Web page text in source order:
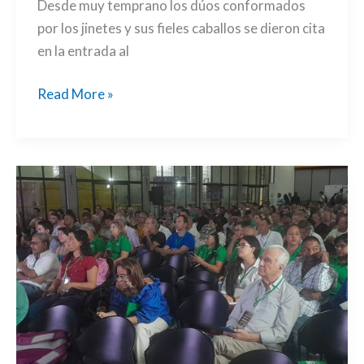
Desde muy temprano los dúos conformados
por los jinetes y sus fieles caballos se dieron cita
en la entrada al
Read More »
La
Fiesta
de
la
Agricultura
se
mueve
al
ritmo